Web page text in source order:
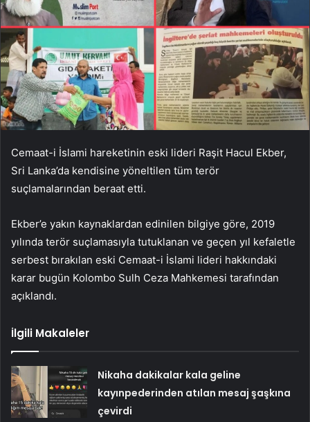
Cemaat-i İslami hareketinin eski lideri Raşit Hacul Ekber,
Sri Lanka’da kendisine yöneltilen tüm terör
suçlamalarından beraat etti.
Ekber’e yakın kaynaklardan edinilen bilgiye göre, 2019
yılında terör suçlamasıyla tutuklanan ve geçen yıl kefaletle
serbest bırakılan eski Cemaat-i İslami lideri hakkındaki
karar bugün Kolombo Sulh Ceza Mahkemesi tarafından
açıklandı.
İlgili Makaleler
Nikaha dakikalar kala geline
kayınpederinden atılan mesaj şaşkına
çevirdi